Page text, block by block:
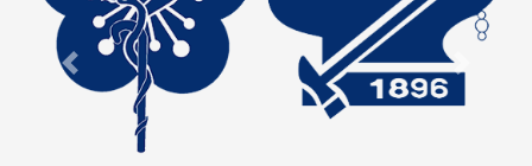
管理者登入
Previous Next